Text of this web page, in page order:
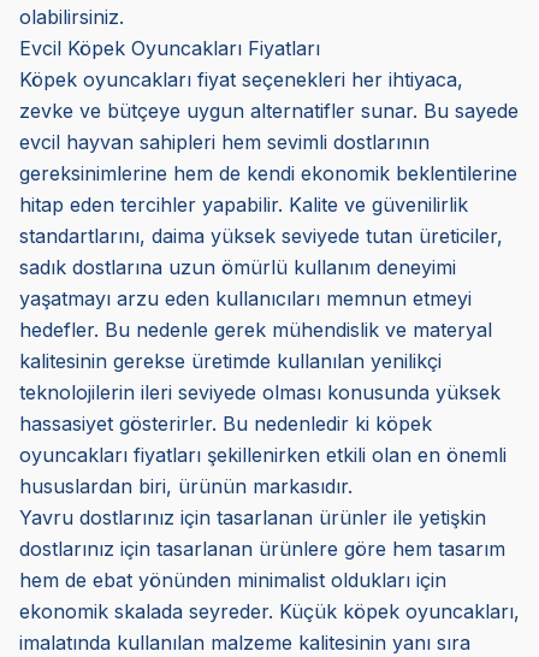
olabilirsiniz.
Evcil Köpek Oyuncakları Fiyatları
Köpek oyuncakları fiyat seçenekleri her ihtiyaca,
zevke ve bütçeye uygun alternatifler sunar. Bu sayede
evcil hayvan sahipleri hem sevimli dostlarının
gereksinimlerine hem de kendi ekonomik beklentilerine
hitap eden tercihler yapabilir. Kalite ve güvenilirlik
standartlarını, daima yüksek seviyede tutan üreticiler,
sadık dostlarına uzun ömürlü kullanım deneyimi
yaşatmayı arzu eden kullanıcıları memnun etmeyi
hedefler. Bu nedenle gerek mühendislik ve materyal
kalitesinin gerekse üretimde kullanılan yenilikçi
teknolojilerin ileri seviyede olması konusunda yüksek
hassasiyet gösterirler. Bu nedenledir ki köpek
oyuncakları fiyatları şekillenirken etkili olan en önemli
hususlardan biri, ürünün markasıdır.
Yavru dostlarınız için tasarlanan ürünler ile yetişkin
dostlarınız için tasarlanan ürünlere göre hem tasarım
hem de ebat yönünden minimalist oldukları için
ekonomik skalada seyreder. Küçük köpek oyuncakları,
imalatında kullanılan malzeme kalitesinin yanı sıra